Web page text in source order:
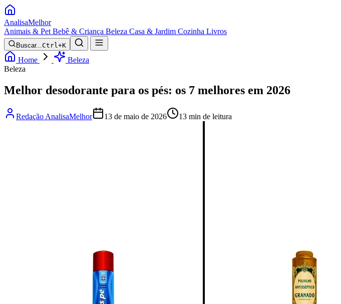
AnalisaMelhor
Animais & Pet Bebê & Criança Beleza Casa & Jardim Cozinha Livros
Buscar...Ctrl+K
Home
Beleza
Beleza
Melhor desodorante para os pés: os 7 melhores em 2026
Redação AnalisaMelhor 13 de maio de 2026 13 min de leitura